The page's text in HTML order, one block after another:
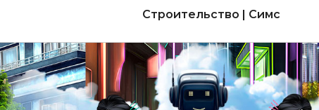
Строительство | Симс